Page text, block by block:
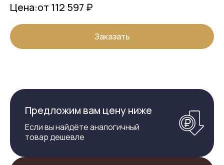
Цена:от 112 597 ₽
Заказать
Предложим вам цену ниже
Если вы найдёте аналогичный
товар дешевле